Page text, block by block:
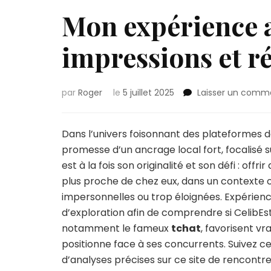
Mon expérience
impressions et
par Roger le 5 juillet 2025 Laisser un
Dans l’univers foisonnant des plateformes
promesse d’un ancrage local fort, focalisé
est à la fois son originalité et son défi :
plus proche de chez eux, dans un
impersonnelles ou trop éloignées.
d’exploration afin de comprendre si
notamment le fameux tchat, favorisent
positionne face à ses concurrents. Suivez
d’analyses précises sur ce site de